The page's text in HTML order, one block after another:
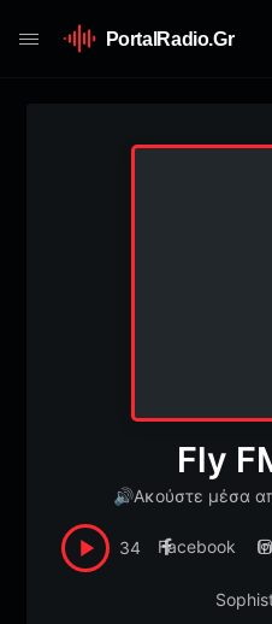
PortalRadio.Gr
Fly
🔊Ακούστε μέσα
34 Facebook